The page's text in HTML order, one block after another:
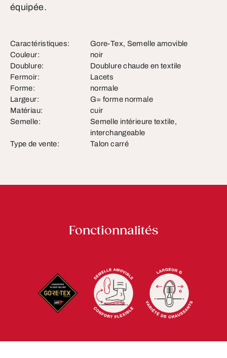
équipée.
Caractéristiques:
Gore-Tex, Semelle amovible
Couleur:
noir
Doublure:
Doublure chaude en textile
Fermoir:
Lacets
Forme:
normale
Largeur:
G= forme normale
Matériau:
cuir
Semelle:
Semelle intérieure textile,
interchangeable
Type de vente:
Talon carré
Fonctionnalités